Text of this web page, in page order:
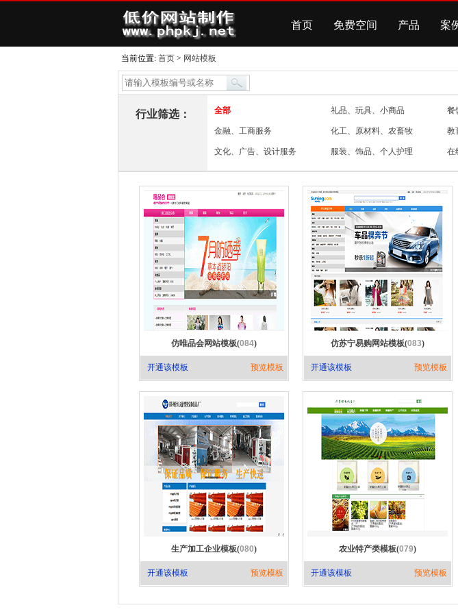
首页 免费空间 产品 案
当前位置: 首页 > 网站模板
行业筛选： 全部 礼品、玩具、小商品 餐
金融、工商服务 化工、原材料、农畜牧 教
文化、广告、设计服务 服装、饰品、个人护理 在
仿唯品会网站模板(084)
开通该模板 预览模板
仿苏宁易购网站模板(083)
开通该模板 预览模板
生产加工企业模板(080)
开通该模板 预览模板
农业特产类模板(079)
开通该模板 预览模板